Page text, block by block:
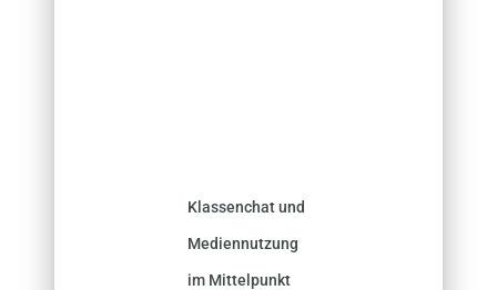
Klassenchat und
Mediennutzung
im Mittelpunkt